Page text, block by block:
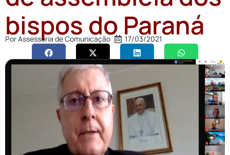
bispos do Paraná
PorAssessoria de Comunicação 17/03/2021